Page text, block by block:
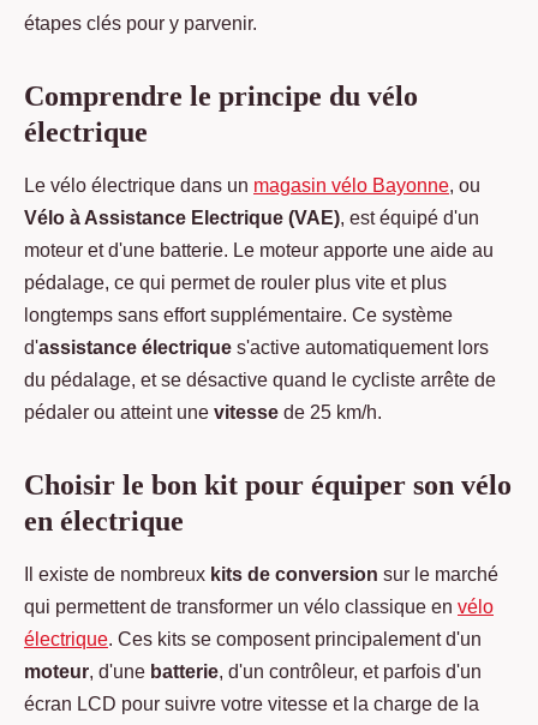
étapes clés pour y parvenir.
Comprendre le principe du vélo
électrique
Le vélo électrique dans un magasin vélo Bayonne, ou
Vélo à Assistance Electrique (VAE), est équipé d'un
moteur et d'une batterie. Le moteur apporte une aide au
pédalage, ce qui permet de rouler plus vite et plus
longtemps sans effort supplémentaire. Ce système
d'assistance électrique s'active automatiquement lors
du pédalage, et se désactive quand le cycliste arrête de
pédaler ou atteint une vitesse de 25 km/h.
Choisir le bon kit pour équiper son vélo
en électrique
Il existe de nombreux kits de conversion sur le marché
qui permettent de transformer un vélo classique en vélo
électrique. Ces kits se composent principalement d'un
moteur, d'une batterie, d'un contrôleur, et parfois d'un
écran LCD pour suivre votre vitesse et la charge de la